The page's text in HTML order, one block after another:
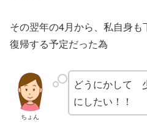
その翌年の4月から、私自身
復帰する予定だった為
ちょん
どうにかして
にしたい！！